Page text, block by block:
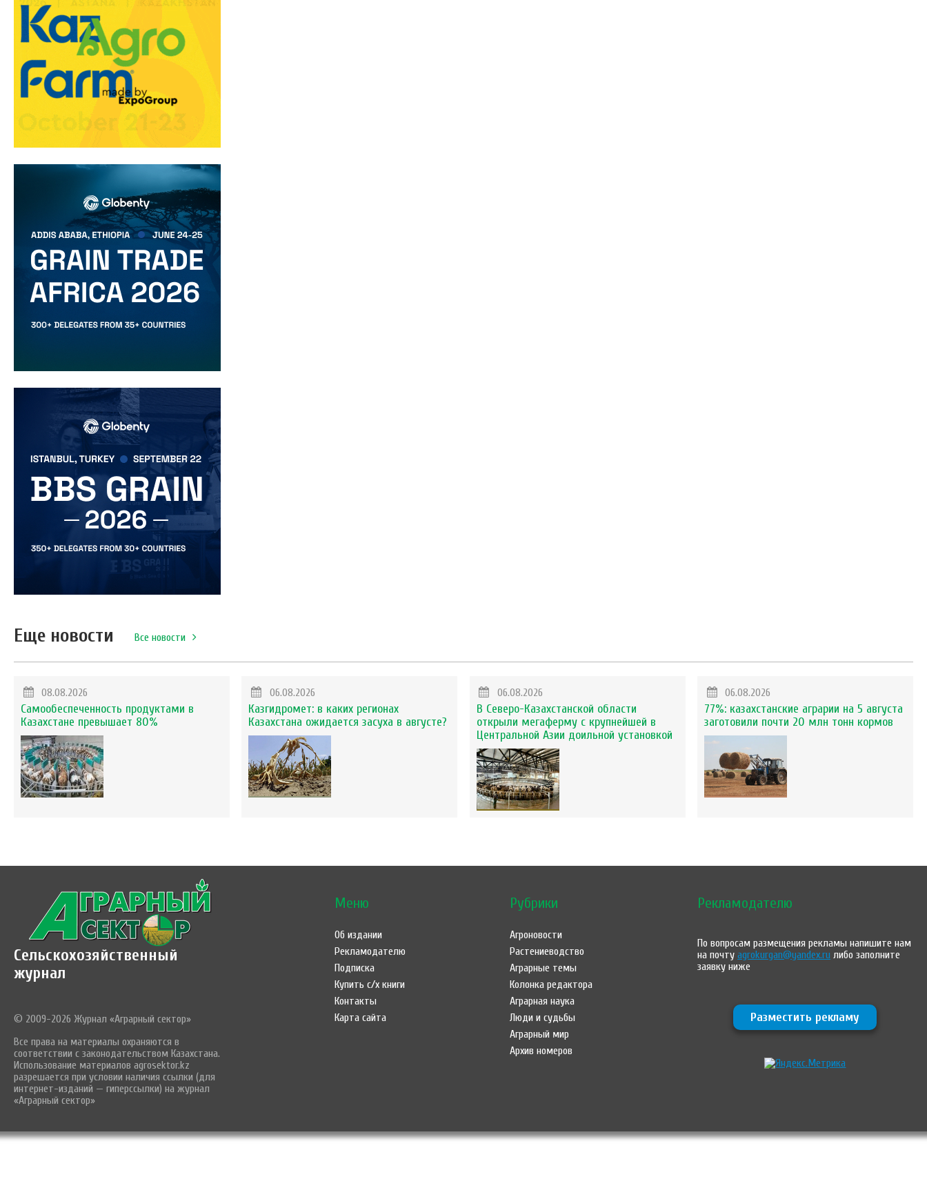
Еще новости Все новости
08.08.2026
Самообеспеченность продуктами в
Казахстане превышает 80%
06.08.2026
Казгидромет: в каких регионах
Казахстана ожидается засуха в августе?
06.08.2026
В Северо-Казахстанской области
открыли мегаферму с крупнейшей в
Центральной Азии доильной установкой
06.08.2026
77%: казахстанские аграрии на 5 августа
заготовили почти 20 млн тонн кормов
Сельскохозяйственный
журнал
© 2009-2026 Журнал «Аграрный сектор»
Все права на материалы охраняются в
соответствии с законодательством Казахстана.
Использование материалов agrosektor.kz
разрешается при условии наличия ссылки (для
интернет-изданий — гиперссылки) на журнал
«Аграрный сектор»
Меню
Об издании
Рекламодателю
Подписка
Купить с/х книги
Контакты
Карта сайта
Рубрики
Агроновости
Растениеводство
Аграрные темы
Колонка редактора
Аграрная наука
Люди и судьбы
Аграрный мир
Архив номеров
Рекламодателю
По вопросам размещения рекламы напишите нам
на почтуagrokurgan@yandex.ru либо заполните
заявку ниже
Разместить рекламу